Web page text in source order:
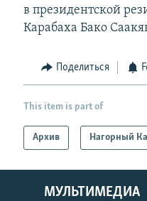
в президентской
Карабаха Бако
Поделиться
This item is part of
Архив Нагорный
МУЛЬТИМЕДИА